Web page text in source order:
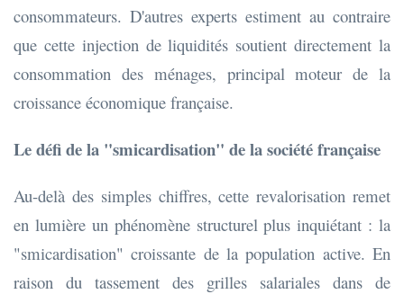
consommateurs. D'autres experts estiment au contraire
que cette injection de liquidités soutient directement la
consommation des ménages, principal moteur de la
croissance économique française.
Le défi de la "smicardisation" de la société française
Au-delà des simples chiffres, cette revalorisation remet
en lumière un phénomène structurel plus inquiétant : la
"smicardisation" croissante de la population active. En
raison du tassement des grilles salariales dans de